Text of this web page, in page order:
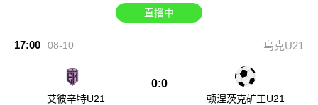
直播中
17:00 08-10 乌克U21
艾彼辛特U21
0:0
顿涅茨克矿工U21